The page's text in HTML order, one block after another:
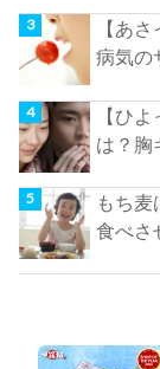
【あ
病気の
【ひ
は？胸
もち
食べさ